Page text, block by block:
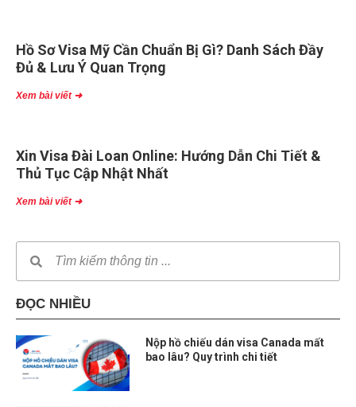
Hồ Sơ Visa Mỹ Cần Chuẩn Bị Gì? Danh Sách Đầy
Đủ & Lưu Ý Quan Trọng
Xem bài viết ➜
Xin Visa Đài Loan Online: Hướng Dẫn Chi Tiết &
Thủ Tục Cập Nhật Nhất
Xem bài viết ➜
ĐỌC NHIỀU
Nộp hồ chiếu dán visa Canada mất
bao lâu? Quy trình chi tiết